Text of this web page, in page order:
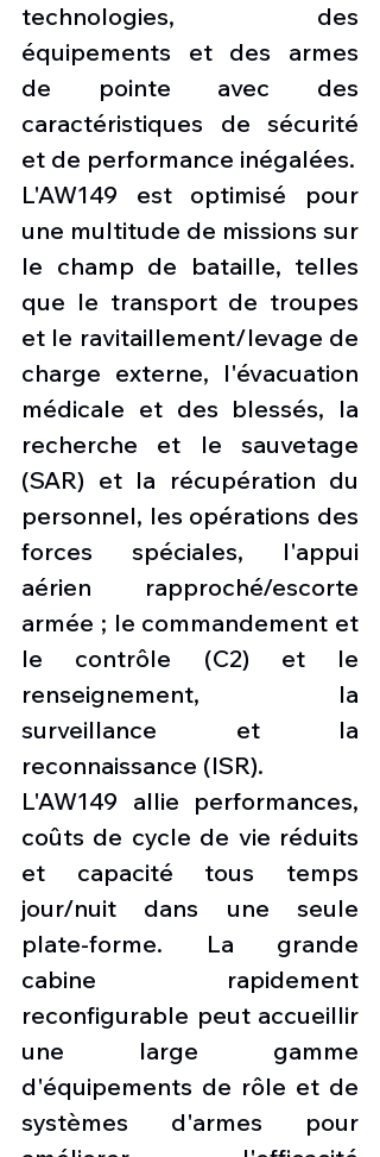
technologies, des
équipements et des armes
de pointe avec des
caractéristiques de sécurité
L'AW149 est optimisé pour
une multitude de missions sur
le champ de bataille, telles
que le transport de troupes
et le ravitaillement/levage de
charge externe, l'évacuation
médicale et des blessés, la
recherche et le sauvetage
(SAR) et la récupération du
personnel, les opérations des
forces spéciales, l'appui
aérien rapproché/escorte
armée ; le commandement et
le contrôle (C2) et le
renseignement, la
surveillance et la
reconnaissance (ISR).
L'AW149 allie performances,
coûts de cycle de vie réduits
et capacité tous temps
jour/nuit dans une seule
plate-forme. La grande
cabine rapidement
reconfigurable peut accueillir
une large gamme
d'équipements de rôle et de
systèmes d'armes pour